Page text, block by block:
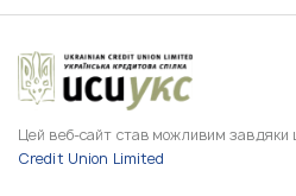
Цей веб-сайт став можливим завдяки
Credit Union Limited